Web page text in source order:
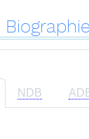
Biographie
NDB